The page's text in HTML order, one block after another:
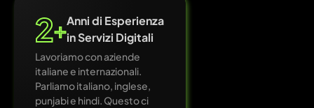
2+Anni di Esperienza
in Servizi Digitali
Lavoriamo con aziende
italiane e internazionali.
Parliamo italiano, inglese,
punjabi e hindi. Questo ci